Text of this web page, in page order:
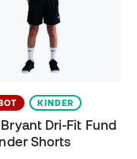
KINDER
Dri-Fit Fund
Shorts